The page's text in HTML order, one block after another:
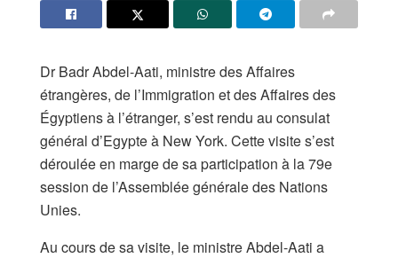
Dr Badr Abdel-Aati, ministre des Affaires
étrangères, de l’Immigration et des Affaires des
Égyptiens à l’étranger, s’est rendu au consulat
général d’Egypte à New York. Cette visite s’est
déroulée en marge de sa participation à la 79e
session de l’Assemblée générale des Nations
Unies.
Au cours de sa visite, le ministre Abdel-Aati a